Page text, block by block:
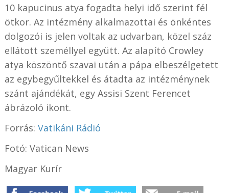
10 kapucinus atya fogadta helyi idő szerint fél
ötkor. Az intézmény alkalmazottai és önkéntes
dolgozói is jelen voltak az udvarban, közel száz
ellátott személlyel együtt. Az alapító Crowley
atya köszöntő szavai után a pápa elbeszélgetett
az egybegyűltekkel és átadta az intézménynek
szánt ajándékát, egy Assisi Szent Ferencet
ábrázoló ikont.
Forrás: Vatikáni Rádió
Fotó: Vatican News
Magyar Kurír